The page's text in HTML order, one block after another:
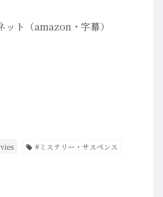
ット（amazon・字幕）
#ミステリー・サスペンス